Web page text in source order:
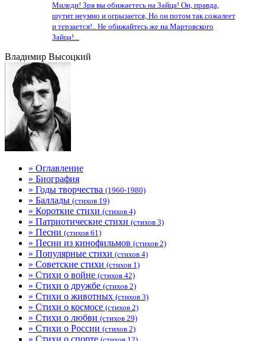
Миледи! Зря вы обижаетесь на Зайца! Он, правда,
шутит неумно и огрызается, Но он потом так сожалеет
и терзается!.. Не обижайтесь же на Мартовского
Зайца!...
Владимир Высоцкий
» Оглавление
» Биография
» Годы творчества (1960-1980)
» Баллады (стихов 19)
» Короткие стихи (стихов 4)
» Патриотические стихи (стихов 3)
» Песни (стихов 61)
» Песни из кинофильмов (стихов 2)
» Популярные стихи (стихов 4)
» Советские стихи (стихов 1)
» Стихи о войне (стихов 42)
» Стихи о дружбе (стихов 2)
» Стихи о животных (стихов 3)
» Стихи о космосе (стихов 2)
» Стихи о любви (стихов 29)
» Стихи о России (стихов 2)
» Стихи о спорте